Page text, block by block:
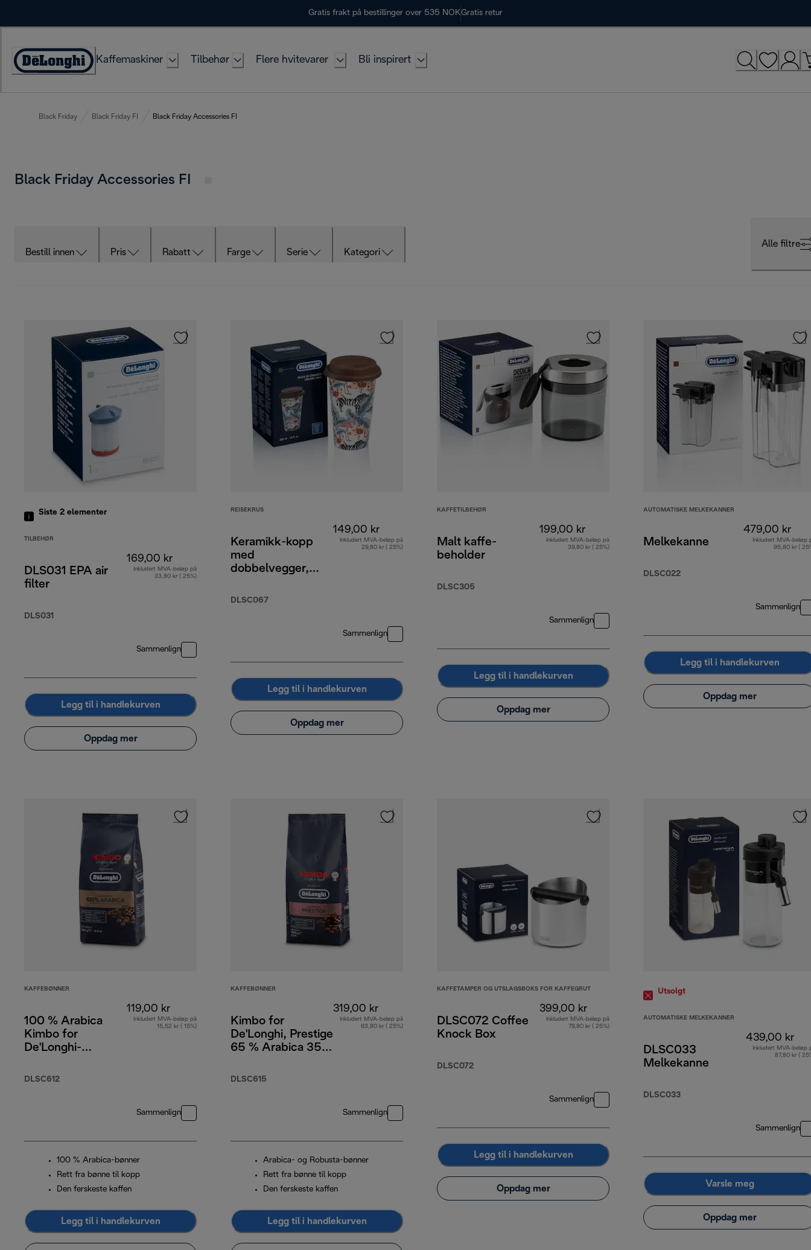
Gratis frakt på bestillinger over 535 NOKGratis retur
Accessibility
Kaffemaskiner Tilbehør Flere hvitevarer Bli inspirert
Black Friday Black Friday FI Black Friday Accessories FI
Black Friday Accessories FI
Bestill innen Pris Rabatt Farge Serie Kategori
Alle filtre
Siste 2 elementer
TILBEHØR
DLS031 EPA air
filter
DLS031
169,00 kr
Inkludert MVA-beløp på
33,80 kr ( 25%)
Sammenlign
Legg til i handlekurven
Oppdag mer
REISEKRUS
Keramikk-kopp
med
dobbelvegger,
DLSC067
149,00 kr
Inkludert MVA-beløp på
29,80 kr ( 25%)
Sammenlign
Legg til i handlekurven
Oppdag mer
KAFFETILBEHØR
Malt kaffe-
beholder
DLSC305
199,00 kr
Inkludert MVA-beløp på
39,80 kr ( 25%)
Sammenlign
Legg til i handlekurven
Oppdag mer
AUTOMATISKE MELKEKANNER
Melkekanne
DLSC022
479,00 kr
Inkludert MVA-beløp
95,80 kr (
Sammenlign
Legg til i handlekurven
Oppdag mer
KAFFEBØNNER
100 % Arabica
Kimbo for
De'Longhi-
gDLSC612
119,00 kr
Inkludert MVA-beløp på
15,52 kr ( 15%)
Sammenlign
100 % Arabica-bønner
Rett fra bønne til kopp
Den ferskeste kaffen
Legg til i handlekurven
KAFFEBØNNER
Kimbo for
De'Longhi, Prestige
65 % Arabica 35
DLSC615
319,00 kr
Inkludert MVA-beløp på
63,80 kr ( 25%)
Sammenlign
Arabica- og Robusta-bønner
Rett fra bønne til kopp
Den ferskeste kaffen
Legg til i handlekurven
KAFFETAMPER OG UTSLAGSBOKS FOR KAFFEGRUT
DLSC072 Coffee
Knock Box
DLSC072
399,00 kr
Inkludert MVA-beløp på
79,80 kr ( 25%)
Sammenlign
Legg til i handlekurven
Oppdag mer
Utsolgt
AUTOMATISKE MELKEKANNER
DLSC033
Melkekanne
DLSC033
439,00 kr
Inkludert MVA-beløp
87,80 kr (
Sammenlign
Varsle meg
Oppdag mer